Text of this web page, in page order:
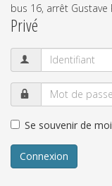
bus 16, arrêt Gustave
Privé
Se souvenir de moi
Connexion